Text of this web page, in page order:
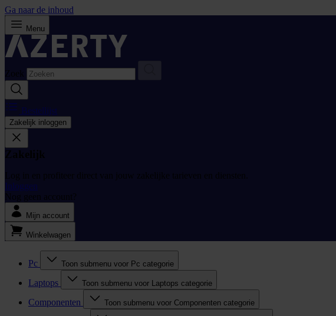
Ga naar de inhoud
Menu
Zoek
Bestellijst
Zakelijk inloggen
Zakelijk
Log in en profiteer direct van jouw zakelijke tarieven en diensten.
Inloggen
Nog geen account?
Mijn account
Winkelwagen
Pc Toon submenu voor Pc categorie
Laptops Toon submenu voor Laptops categorie
Componenten Toon submenu voor Componenten categorie